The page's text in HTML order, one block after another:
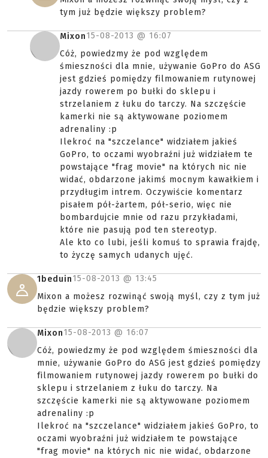
tym już będzie większy problem?
Mixon15-08-2013 @ 16:07
Cóż, powiedzmy że pod względem
śmieszności dla mnie, używanie GoPro do ASG
jest gdzieś pomiędzy filmowaniem rutynowej
jazdy rowerem po bułki do sklepu i
strzelaniem z łuku do tarczy. Na szczęście
kamerki nie są aktywowane poziomem
adrenaliny :p
Ilekroć na "szczelance" widziałem jakieś
GoPro, to oczami wyobraźni już widziałem te
powstające "frag movie" na których nic nie
widać, obdarzone jakimś mocnym kawałkiem i
przydługim intrem. Oczywiście komentarz
pisałem pół-żartem, pół-serio, więc nie
bombardujcie mnie od razu przykładami,
które nie pasują pod ten stereotyp.
Ale kto co lubi, jeśli komuś to sprawia frajdę,
to życzę samych udanych ujęć.
1beduin15-08-2013 @ 13:45
Mixon a możesz rozwinąć swoją myśl, czy z tym już
będzie większy problem?
Mixon15-08-2013 @ 16:07
Cóż, powiedzmy że pod względem śmieszności dla
mnie, używanie GoPro do ASG jest gdzieś pomiędzy
filmowaniem rutynowej jazdy rowerem po bułki do
sklepu i strzelaniem z łuku do tarczy. Na
szczęście kamerki nie są aktywowane poziomem
adrenaliny :p
Ilekroć na "szczelance" widziałem jakieś GoPro, to
oczami wyobraźni już widziałem te powstające
"frag movie" na których nic nie widać, obdarzone